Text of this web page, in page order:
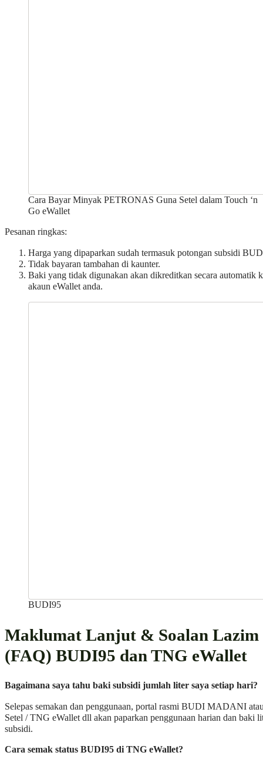
Cara Bayar Minyak PETRONAS Guna Setel dalam Touch ‘n
Go eWallet
Pesanan ringkas:
Harga yang dipaparkan sudah termasuk potongan subsidi
Tidak bayaran tambahan di kaunter.
Baki yang tidak digunakan akan dikreditkan secara automatik
akaun eWallet anda.
BUDI95
Maklumat Lanjut & Soalan Lazim
(FAQ) BUDI95 dan TNG eWallet
Bagaimana saya tahu baki subsidi jumlah liter saya setiap hari?
Selepas semakan dan penggunaan, portal rasmi BUDI MADANI
Setel / TNG eWallet dll akan paparkan penggunaan harian dan baki
subsidi.
Cara semak status BUDI95 di TNG eWallet?